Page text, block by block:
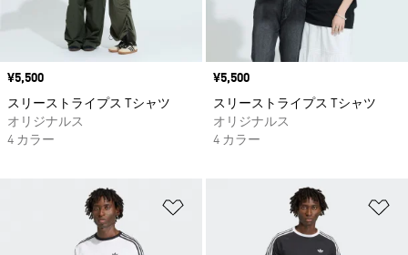
価格
¥5,500
スリーストライプス Tシャツ
オリジナルス
4 カラー
価格
¥5,500
スリーストライプス Tシャツ
オリジナルス
4 カラー
ほしいものリストに追加